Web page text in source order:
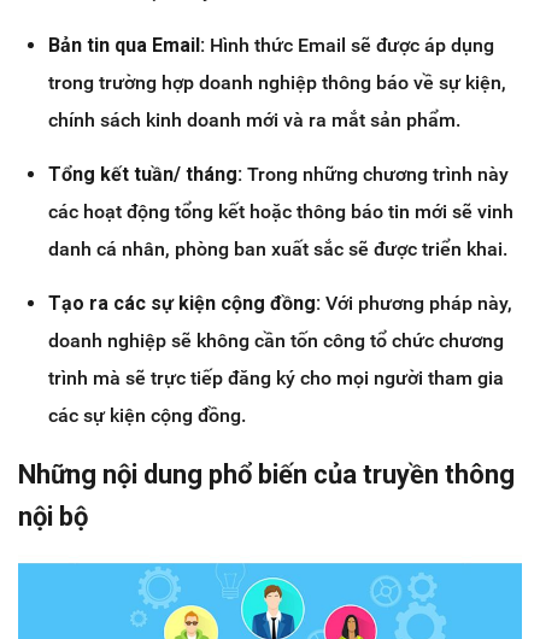
Bản tin qua Email: Hình thức Email sẽ được áp dụng
trong trường hợp doanh nghiệp thông báo về sự kiện,
chính sách kinh doanh mới và ra mắt sản phẩm.
Tổng kết tuần/ tháng: Trong những chương trình này
các hoạt động tổng kết hoặc thông báo tin mới sẽ vinh
danh cá nhân, phòng ban xuất sắc sẽ được triển khai.
Tạo ra các sự kiện cộng đồng: Với phương pháp này,
doanh nghiệp sẽ không cần tốn công tổ chức chương
trình mà sẽ trực tiếp đăng ký cho mọi người tham gia
các sự kiện cộng đồng.
Những nội dung phổ biến của truyền thông
nội bộ